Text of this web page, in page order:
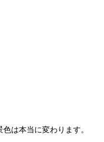
は本当に変わります。